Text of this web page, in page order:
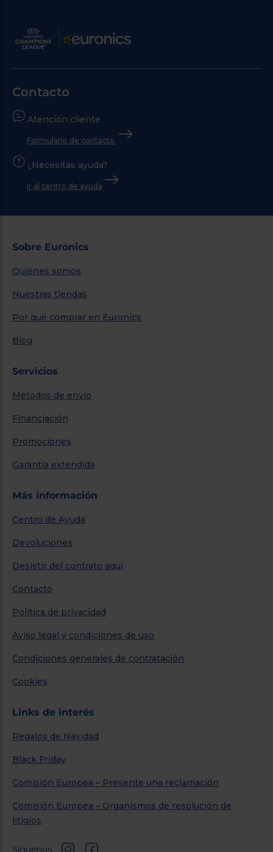
Contacto
Atención cliente
Formulario de contacto
¿Necesitas ayuda?
Ir al centro de ayuda
Sobre Euronics
Quiénes somos
Nuestras tiendas
Por qué comprar en Euronics
Blog
Servicios
Métodos de envío
Financiación
Promociones
Garantía extendida
Más información
Centro de Ayuda
Devoluciones
Desistir del contrato aquí
Contacto
Política de privacidad
Aviso legal y condiciones de uso
Condiciones generales de contratación
Cookies
Links de interés
Regalos de Navidad
Black Friday
Comisión Europea – Presente una reclamación
Comisión Europea – Organismos de resolución de
litigios
Síguenos